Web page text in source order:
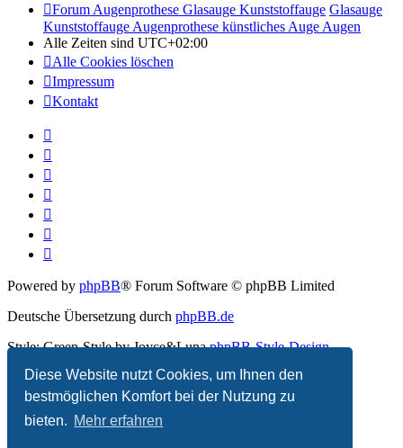
Diese Website nutzt Cookies, um Ihnen den
bestmöglichen Komfort bei der Nutzung zu
bieten. Mehr erfahren
Forum Augenprothese Glasauge Kunststoffauge Glasauge
Kunststoffauge Augenprothese künstliches Auge Augen
Alle Zeiten sind UTC+02:00
Alle Cookies löschen
Impressum
Kontakt
Powered by phpBB® Forum Software © phpBB Limited
Deutsche Übersetzung durch phpBB.de
Style: Green-Style by Joyce&LunaphpBB-Style-Design
Datenschutz |Nutzungsbedingungen